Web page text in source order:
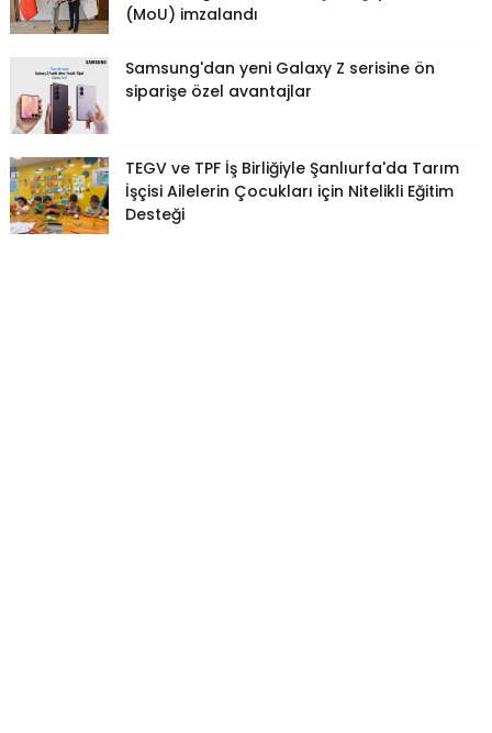
(MoU) imzalandı
Samsung'dan yeni Galaxy Z serisine ön
siparişe özel avantajlar
TEGV ve TPF İş Birliğiyle Şanlıurfa'da Tarım
İşçisi Ailelerin Çocukları için Nitelikli Eğitim
Desteği